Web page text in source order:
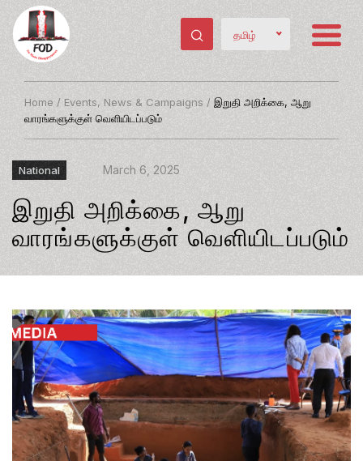
தமிழ்
Home / Events, News & Campaigns / இறுதி அறிக்கை, ஆறு
வாரங்களுக்குள் வெளியிடப்படும்
National March 6, 2025
இறுதி அறிக்கை, ஆறு
வாரங்களுக்குள் வெளியிடப்படும்